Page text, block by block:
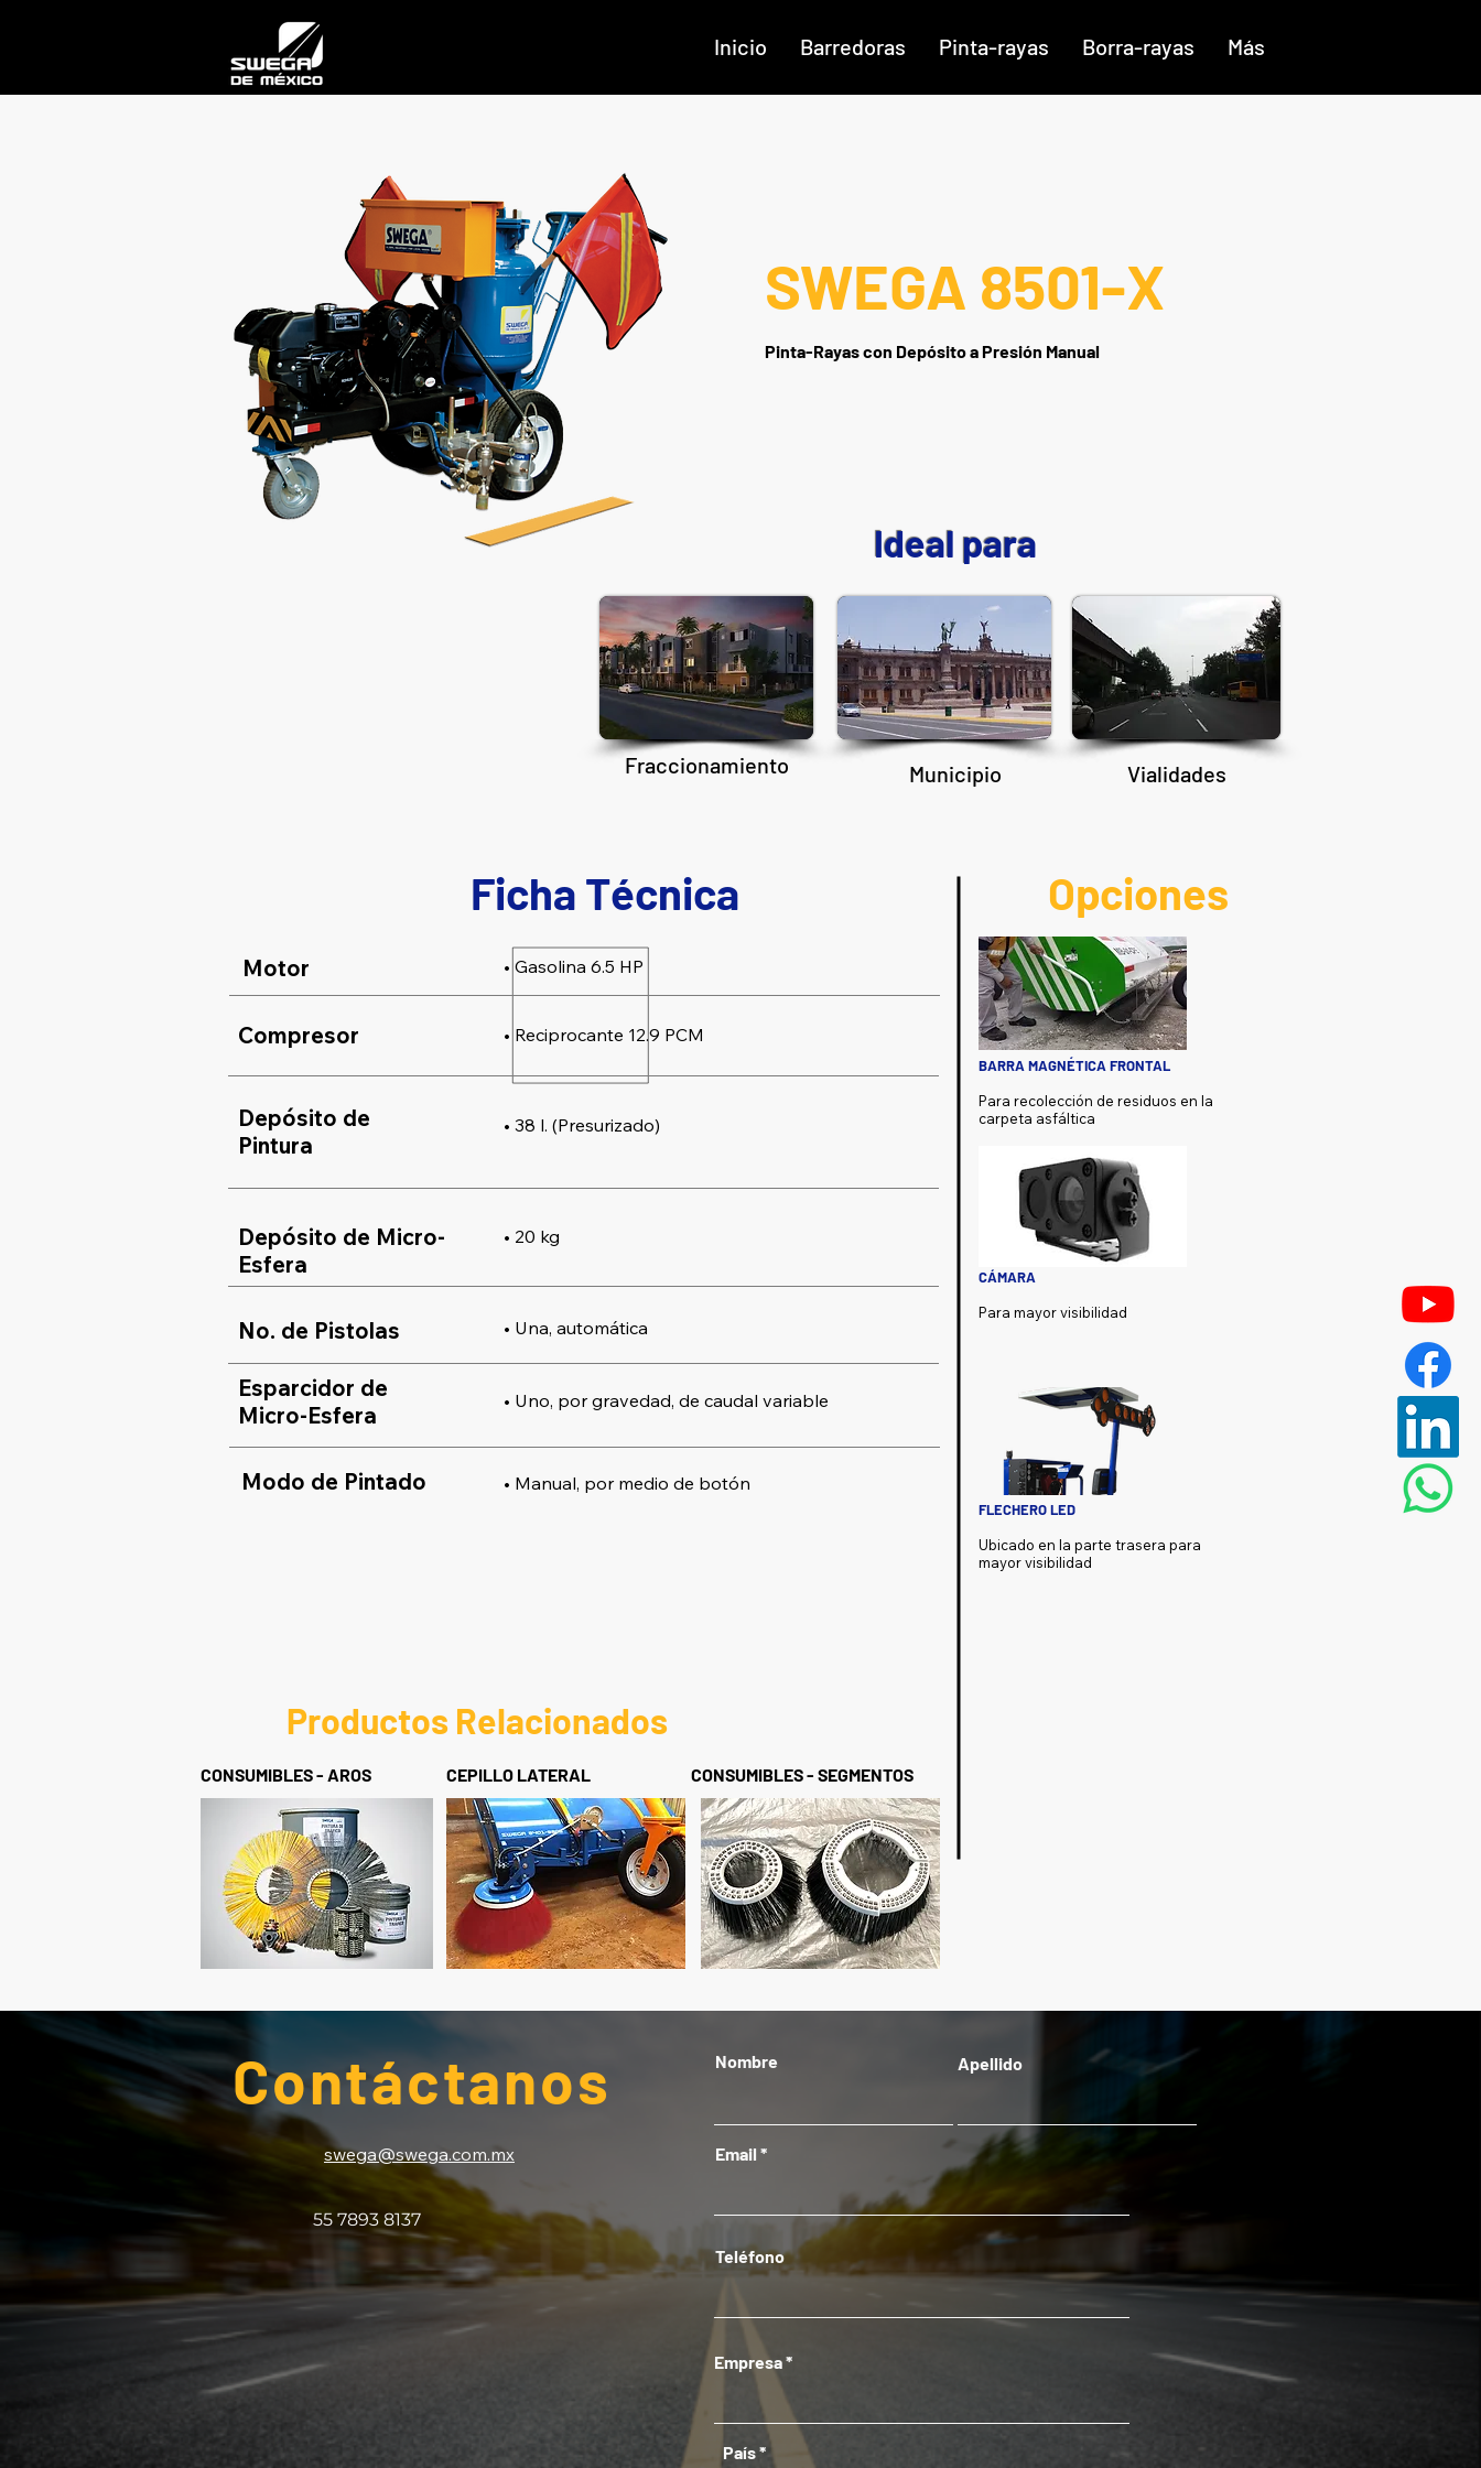
Inicio Barredoras Pinta-rayas Borra-rayas Más
SWEGA 8501-X
Pinta-Rayas con Depósito a Presión Manual
Ideal para
Fraccionamiento Municipio Vialidades
Ficha Técnica Opciones
BARRA MAGNÉTICA FRONTAL
Para recolección de residuos en la
carpeta asfáltica
CÁMARA
Para mayor visibilidad
FLECHERO LED
Ubicado en la parte trasera para
mayor visibilidad
Compresor • Reciprocante 12.9 PCM
Depósito de
Pintura
• 38 l. (Presurizado)
No. de Pistolas • Una, automática
Esparcidor de
Micro-Esfera
• Uno, por gravedad, de caudal variable
Depósito de Micro-
Esfera
• 20 kg
Motor • Gasolina 6.5 HP
Modo de Pintado • Manual, por medio de botón
Productos Relacionados
CONSUMIBLES - AROS CEPILLO LATERAL CONSUMIBLES - SEGMENTOS
Contáctanos
swega@swega.com.mx
55 7893 8137
Nombre Apellido
Email
Teléfono
Empresa
País